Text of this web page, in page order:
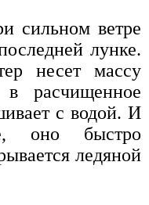
сильном ветре
лунке.
несет массу
в расчищенное
с водой. И
оно быстро
ледяной